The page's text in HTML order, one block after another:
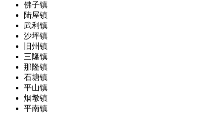
佛子镇
陆屋镇
武利镇
沙坪镇
旧州镇
三隆镇
那隆镇
石塘镇
平山镇
烟墩镇
平南镇